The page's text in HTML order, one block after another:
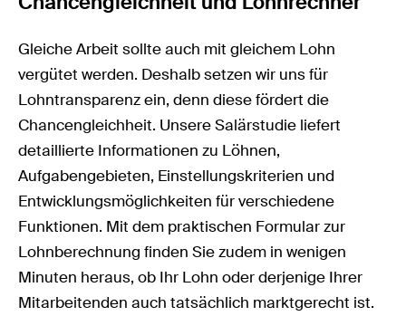
Gleiche Arbeit sollte auch mit gleichem Lohn
vergütet werden. Deshalb setzen wir uns für
Lohntransparenz ein, denn diese fördert die
Chancengleichheit. Unsere Salärstudie liefert
detaillierte Informationen zu Löhnen,
Aufgabengebieten, Einstellungskriterien und
Entwicklungsmöglichkeiten für verschiedene
Funktionen. Mit dem praktischen Formular zur
Lohnberechnung finden Sie zudem in wenigen
Minuten heraus, ob Ihr Lohn oder derjenige Ihrer
Mitarbeitenden auch tatsächlich marktgerecht ist.